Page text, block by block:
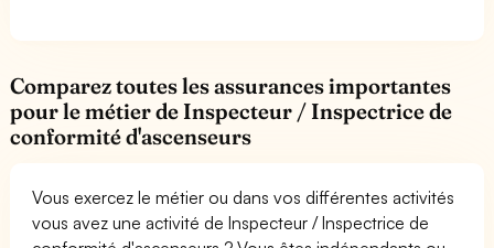
Comparez toutes les assurances importantes
pour le métier de Inspecteur / Inspectrice de
conformité d'ascenseurs
Vous exercez le métier ou dans vos différentes activités
vous avez une activité de Inspecteur / Inspectrice de